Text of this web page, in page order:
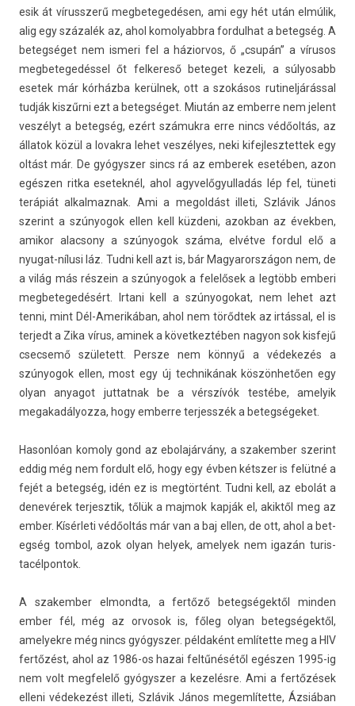
esik át vírussz­erű meg­betegedés­en, ami egy hét után elmúlik,
alig egy százalék az, ahol komolyabbra for­dulhat a bet­eg­ség. A
bet­eg­séget nem is­meri fel a házior­vos, ő „csupán” a vírusos
meg­betegedés­sel őt fel­kereső bet­eget kezeli, a súlyosabb
esetek már kórházba kerülnek, ott a szokásos rutinel­járáss­al
tudják kiszűrni ezt a bet­eg­séget. Miután az em­ber­re nem jelent
veszélyt a bet­eg­ség, ezért számukra erre nincs védőoltás, az
állatok közül a lovak­ra lehet veszélyes, neki kifej­lesztet­tek egy
oltást már. De gyógysz­er sincs rá az em­berek esetében, azon
egészen ritka esetek­nél, ahol agyvelőgyul­ladás lép fel, tüneti
terápiát al­kal­maznak. Ami a megol­dást il­leti, Szlávik János
szerint a szúnyogok ellen kell küzdeni, azok­ban az évekb­en,
amikor al­ac­sony a szúnyogok száma, elvétve for­dul elő a
nyugat-nílusi láz. Tudni kell azt is, bár Magyarországon nem, de
a világ más részein a szúnyogok a felelősek a legtöbb em­beri
meg­betegedésért. Ir­tani kell a szúnyogokat, nem lehet azt
tenni, mint Dél-Amerikában, ahol nem törődtek az irtással, el is
ter­jedt a Zika vírus, aminek a követ­keztéb­en nagyon sok kis­fejű
csec­semő született. Per­sze nem könnyű a védekezés a
szúnyogok ellen, most egy új tech­nikának köszönhetően egy
olyan an­yagot jut­tatnak be a vérszívók testébe, amelyik
megakadályoz­za, hogy em­ber­re ter­jesszék a bet­eg­ségeket.
Hason­lóan komo­ly gond az ebolajár­vány, a szakemb­er szerint
eddig még nem for­dult elő, hogy egy évben kétszer is felütné a
fejét a bet­eg­ség, idén ez is megtörtént. Tudni kell, az ebolát a
denevérek ter­jesztik, tőlük a maj­mok kapják el, akiktől meg az
ember. Kísérleti védőoltás már van a baj ellen, de ott, ahol a bet­
eg­ség tom­bol, azok olyan helyek, amelyek nem igazán turis­
tacél­pontok.
A szakemb­er el­mondta, a fertőző bet­eg­ségek­től mind­en
ember fél, még az or­vosok is, főleg olyan bet­eg­ségek­től,
amelyek­re még nincs gyógysz­er. példaként említette meg a HIV
fertőzést, ahol az 1986-os hazai feltűnésétől egészen 1995-ig
nem volt meg­felelő gyógysz­er a kezelésre. Ami a fertőzések
el­leni védekezést il­leti, Szlávik János megem­lítet­te, Ázsiában